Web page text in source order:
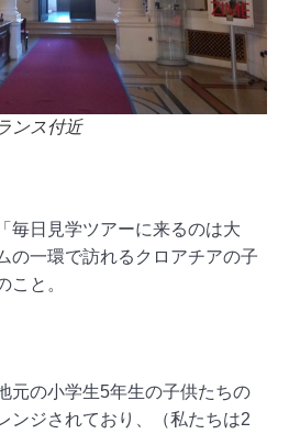
ンス付近
毎日見学ツアーに来るのは大
の一環で訪れるクロアチアの子
こと。
元の小学生5年生の子供たちの
ンジされており、（私たちは2